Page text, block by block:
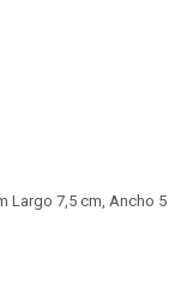
Largo 7,5 cm, Ancho 5